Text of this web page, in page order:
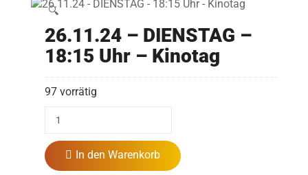
🔍
26.11.24 – DIENSTAG –
18:15 Uhr – Kinotag
97 vorrätig
In den Warenkorb